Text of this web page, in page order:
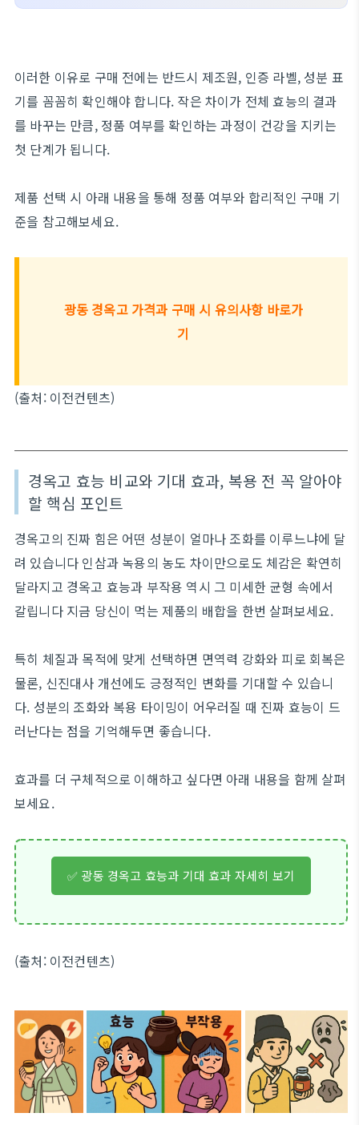
이러한 이유로 구매 전에는 반드시 제조원, 인증 라벨, 성분 표
기를 꼼꼼히 확인해야 합니다. 작은 차이가 전체 효능의 결과
를 바꾸는 만큼, 정품 여부를 확인하는 과정이 건강을 지키는
첫 단계가 됩니다.
제품 선택 시 아래 내용을 통해 정품 여부와 합리적인 구매 기
준을 참고해보세요.
광동 경옥고 가격과 구매 시 유의사항 바로가
기
(출처: 이전컨텐츠)
경옥고 효능 비교와 기대 효과, 복용 전 꼭 알아야
할 핵심 포인트
경옥고의 진짜 힘은 어떤 성분이 얼마나 조화를 이루느냐에 달
려 있습니다 인삼과 녹용의 농도 차이만으로도 체감은 확연히
달라지고 경옥고 효능과 부작용 역시 그 미세한 균형 속에서
갈립니다 지금 당신이 먹는 제품의 배합을 한번 살펴보세요.
특히 체질과 목적에 맞게 선택하면 면역력 강화와 피로 회복은
물론, 신진대사 개선에도 긍정적인 변화를 기대할 수 있습니
다. 성분의 조화와 복용 타이밍이 어우러질 때 진짜 효능이 드
러난다는 점을 기억해두면 좋습니다.
효과를 더 구체적으로 이해하고 싶다면 아래 내용을 함께 살펴
보세요.
✅ 광동 경옥고 효능과 기대 효과 자세히 보기
(출처: 이전컨텐츠)